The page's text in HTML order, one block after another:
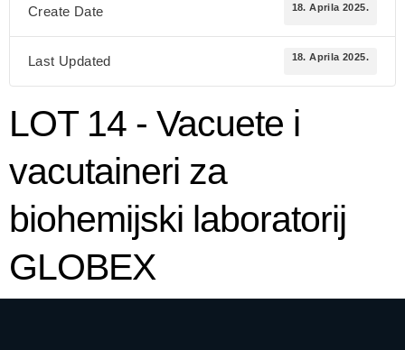
Create Date 18. Aprila 2025.
Last Updated 18. Aprila 2025.
LOT 14 - Vacuete i
vacutaineri za
biohemijski laboratorij
GLOBEX